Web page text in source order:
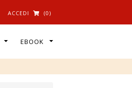
ACCEDI (0)
EBOOK